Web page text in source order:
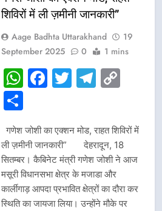
शिविरों में ली ज़मीनी जानकारी”
Aage Badhta Uttarakhand
19
September 2025
0 1 mins
WhatsApp
Facebook
Twitter
Share
गणेश जोशी का एक्शन मोड, राहत शिविरों में
ली ज़मीनी जानकारी” देहरादून, 18
सितम्बर। कैबिनेट मंत्री गणेश जोशी ने आज
मसूरी विधानसभा क्षेत्र के मजाडा और
कार्लीगाड़ आपदा प्रभावित क्षेत्रों का दौरा कर
स्थिति का जायजा लिया। उन्होंने मौके पर